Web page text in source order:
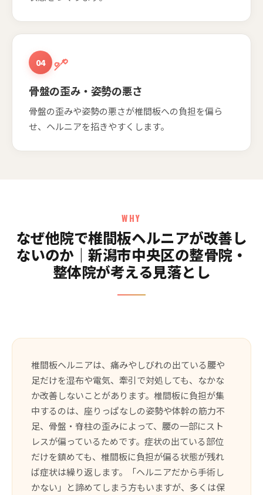
04
骨盤の歪み・姿勢の悪さ
骨盤の歪みや姿勢の悪さが椎間板への負担を偏ら
せ、ヘルニアを招きやすくします。
WHY
なぜ他院で椎間板ヘルニアが改善し
ないのか｜新潟市中央区の整骨院・
整体院が考える見落とし
椎間板ヘルニアは、痛みやしびれの出ている腰や
足だけを湿布や電気、牽引で対処しても、なかな
か改善しないことがあります。椎間板に負担が集
中するのは、座りっぱなしの姿勢や体幹の筋力不
足、骨盤・脊柱の歪みによって、腰の一部にスト
レスが偏っているためです。症状の出ている部位
だけを鎮めても、椎間板に負担が偏る状態が残れ
ば症状は繰り返します。「ヘルニアだから手術し
かない」と諦めてしまう方もいますが、多くは保